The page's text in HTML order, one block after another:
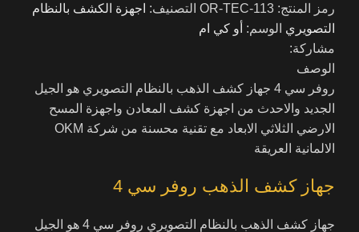
رمز المنتج: OR-TEC-113 التصنيف: اجهزة الكشف بالنظام
التصويري الوسم: أو كي ام
مشاركة:
الوصف
روفر سي 4 جهاز كشف الذهب بالنظام التصويري هو الجيل
الجديد والاحدث من اجهزة كشف المعادن واجهزة المسح
الارضي الثلاثي الابعاد مع تقنية محسنة من شركة OKM
الالمانية العريقة
جهاز كشف الذهب روفر سي 4
جهاز كشف الذهب بالنظام التصويري روفر سي 4 هو الجيل